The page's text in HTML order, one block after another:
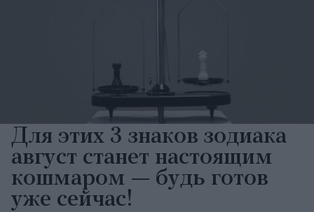
Для этих 3 знаков зодиака
август станет настоящим
кошмаром — будь готов
уже сейчас!